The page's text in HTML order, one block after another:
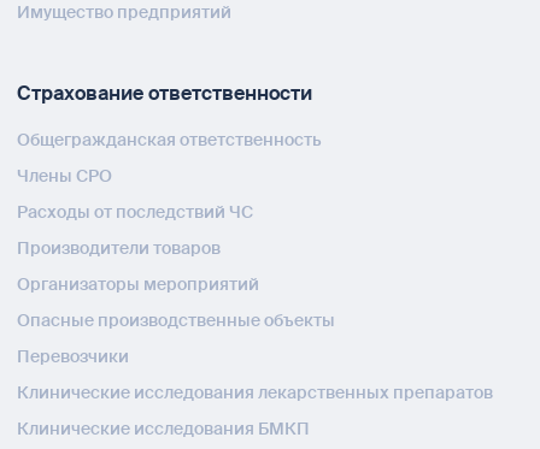
Имущество предприятий
Страхование ответственности
Общегражданская ответственность
Члены СРО
Расходы от последствий ЧС
Производители товаров
Организаторы мероприятий
Опасные производственные объекты
Перевозчики
Клинические исследования лекарственных препаратов
Клинические исследования БМКП